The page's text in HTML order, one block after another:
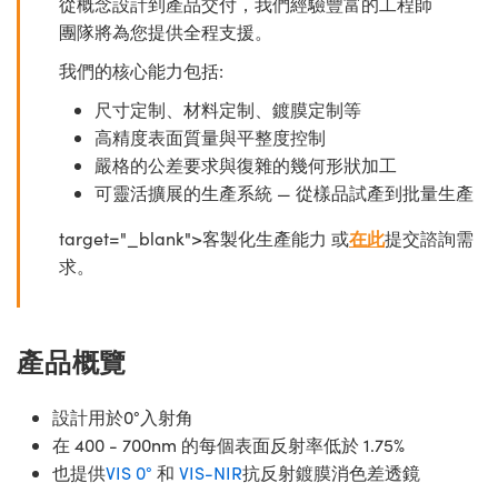
團隊將為您提供全程支援。
我們的核心能力包括:
尺寸定制、材料定制、鍍膜定制等
高精度表面質量與平整度控制
嚴格的公差要求與復雜的幾何形狀加工
可靈活擴展的生產系統 — 從樣品試產到批量生產
target="_blank">客製化生產能力 或在此提交諮詢需
求。
產品概覽
設計用於0°入射角
在 400 - 700nm 的每個表面反射率低於 1.75%
也提供VIS 0° 和 VIS-NIR抗反射鍍膜消色差透鏡